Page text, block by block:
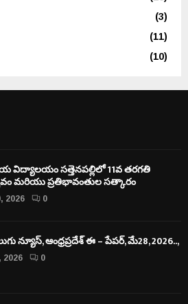
(3)
(11)
(10)
విద్యాలయం సత్తెనపల్లిలో 11వ తరగతి
మరియు ప్రతిభావంతుల సత్కారం
2026
0
న్యూస్, ఆంధ్రప్రదేశ్ ఈ – పేపర్, మే28, 2026..,
2026
0